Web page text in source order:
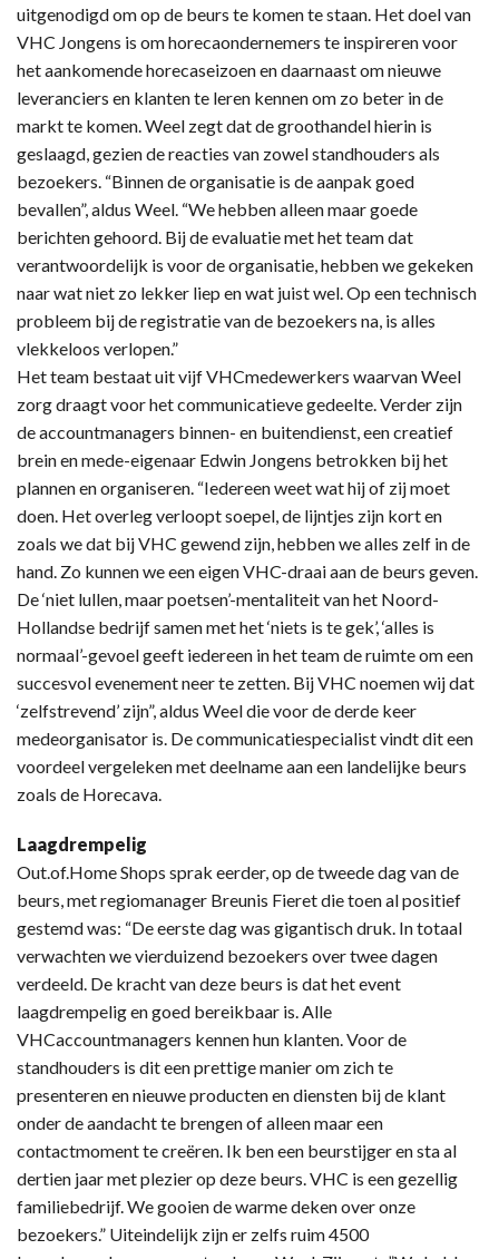
uitgenodigd om op de beurs te komen te staan. Het doel van
VHC Jongens is om horecaondernemers te inspireren voor
het aankomende horecaseizoen en daarnaast om nieuwe
leveranciers en klanten te leren kennen om zo beter in de
markt te komen. Weel zegt dat de groothandel hierin is
geslaagd, gezien de reacties van zowel standhouders als
bezoekers. “Binnen de organisatie is de aanpak goed
bevallen”, aldus Weel. “We hebben alleen maar goede
berichten gehoord. Bij de evaluatie met het team dat
verantwoordelijk is voor de organisatie, hebben we gekeken
naar wat niet zo lekker liep en wat juist wel. Op een technisch
probleem bij de registratie van de bezoekers na, is alles
vlekkeloos verlopen.”
Het team bestaat uit vijf VHCmedewerkers waarvan Weel
zorg draagt voor het communicatieve gedeelte. Verder zijn
de accountmanagers binnen- en buitendienst, een creatief
brein en mede-eigenaar Edwin Jongens betrokken bij het
plannen en organiseren. “Iedereen weet wat hij of zij moet
doen. Het overleg verloopt soepel, de lijntjes zijn kort en
zoals we dat bij VHC gewend zijn, hebben we alles zelf in de
hand. Zo kunnen we een eigen VHC-draai aan de beurs geven.
De ‘niet lullen, maar poetsen’-mentaliteit van het Noord-
Hollandse bedrijf samen met het ‘niets is te gek’, ‘alles is
normaal’-gevoel geeft iedereen in het team de ruimte om een
succesvol evenement neer te zetten. Bij VHC noemen wij dat
‘zelfstrevend’ zijn”, aldus Weel die voor de derde keer
medeorganisator is. De communicatiespecialist vindt dit een
voordeel vergeleken met deelname aan een landelijke beurs
zoals de Horecava.
Laagdrempelig
Out.of.Home Shops sprak eerder, op de tweede dag van de
beurs, met regiomanager Breunis Fieret die toen al positief
gestemd was: “De eerste dag was gigantisch druk. In totaal
verwachten we vierduizend bezoekers over twee dagen
verdeeld. De kracht van deze beurs is dat het event
laagdrempelig en goed bereikbaar is. Alle
VHCaccountmanagers kennen hun klanten. Voor de
standhouders is dit een prettige manier om zich te
presenteren en nieuwe producten en diensten bij de klant
onder de aandacht te brengen of alleen maar een
contactmoment te creëren. Ik ben een beurstijger en sta al
dertien jaar met plezier op deze beurs. VHC is een gezellig
familiebedrijf. We gooien de warme deken over onze
bezoekers.” Uiteindelijk zijn er zelfs ruim 4500